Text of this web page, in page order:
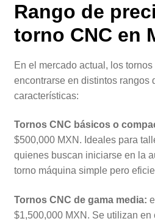
Rango de
torno CNC en
En el mercado actual, los
encontrarse en distintos rangos
características:
Tornos CNC básicos o
$500,000 MXN. Ideales para
quienes buscan iniciarse en la
torno máquina simple pero
Tornos CNC de gama media:
$1,500,000 MXN. Se utilizan en